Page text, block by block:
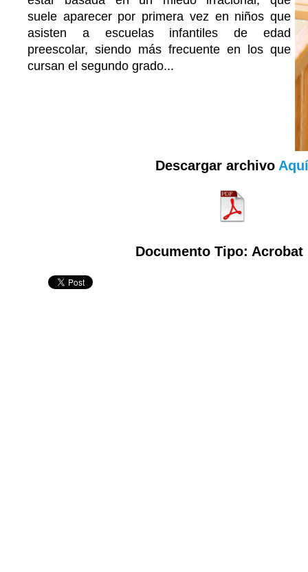
suele aparecer por primera vez en niños que
asisten a escuelas infantiles de edad
preescolar, siendo más frecuente en los que
cursan el segundo grado...
Descargar archivo Aquí
Documento Tipo: Acrobat